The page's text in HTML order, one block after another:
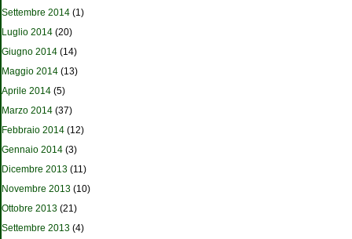
Settembre 2014 (1)
Luglio 2014 (20)
Giugno 2014 (14)
Maggio 2014 (13)
Aprile 2014 (5)
Marzo 2014 (37)
Febbraio 2014 (12)
Gennaio 2014 (3)
Dicembre 2013 (11)
Novembre 2013 (10)
Ottobre 2013 (21)
Settembre 2013 (4)